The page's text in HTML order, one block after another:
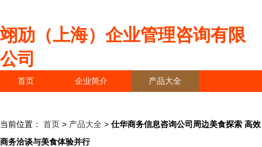
翊劢（上海）企业管理咨询有限
公司
首页 企业简介 产品大全
当前位置： 首页 > 产品大全 > 仕华商务信息咨询公司周边美食探索 高效
商务洽谈与美食体验并行